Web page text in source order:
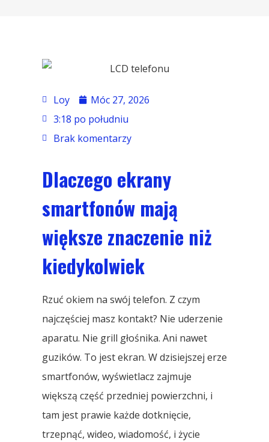
Loy
Móc 27, 2026
3:18 po południu
Brak komentarzy
Dlaczego ekrany
smartfonów mają
większe znaczenie niż
kiedykolwiek
Rzuć okiem na swój telefon. Z czym
najczęściej masz kontakt? Nie uderzenie
aparatu. Nie grill głośnika. Ani nawet
guzików. To jest ekran. W dzisiejszej erze
smartfonów, wyświetlacz zajmuje
większą część przedniej powierzchni, i
tam jest prawie każde dotknięcie,
trzepnąć, wideo, wiadomość, i życie